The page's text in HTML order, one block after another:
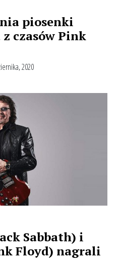
piosenki
czasów Pink
2020
Sabbath) i
Floyd) nagrali